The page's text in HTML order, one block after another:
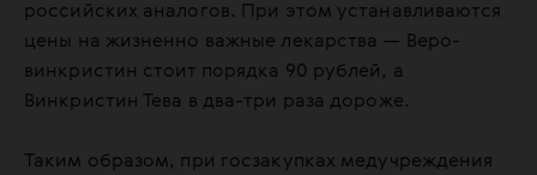
российских аналогов. При этом устанавливаются
цены на жизненно важные лекарства — Веро-
винкристин стоит порядка 90 рублей, а
Винкристин Тева в два-три раза дороже.
Таким образом, при госзакупках медучреждения